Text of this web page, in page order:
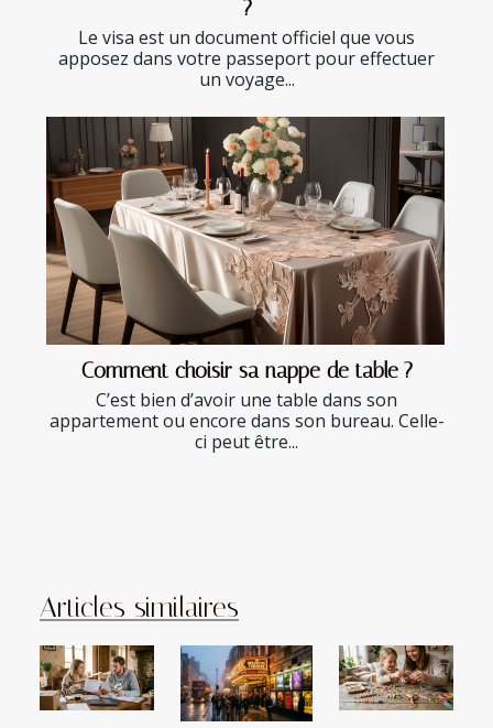
?
Le visa est un document officiel que vous
apposez dans votre passeport pour effectuer
un voyage...
Comment choisir sa nappe de table ?
C’est bien d’avoir une table dans son
appartement ou encore dans son bureau. Celle-
ci peut être...
Articles similaires